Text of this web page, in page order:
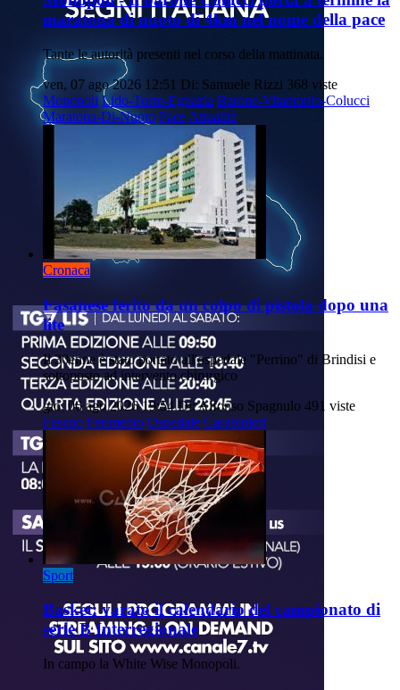
maratona di nuoto di 4km nel nome della pace
Tante le autorità presenti nel corso della mattinata.
ven, 07 ago 2026 12:51 Di: Samuele Rizzi 368 viste
Monopoli Lido-Torre-Egnazia Barone-Vitantonio-Colucci
Maratona-Di-Nuoto Pace Attualità
Cronaca
Fasanese ferito da un colpo di pistola dopo una
lite
Il 30enne è stato portato all'ospedale "Perrino" di Brindisi e
sottoposto ad intervento chirurgico
gio, 06 ago 2026 19:54 Di: Alfonso Spagnulo 491 viste
Fasano Ferimento Ospedale Carabinieri
Sport
Basket: varato il calendario del campionato di
serie B Interregionale
In campo la White Wise Monopoli.